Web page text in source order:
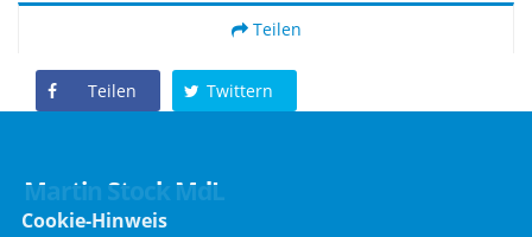
Teilen
Teilen Twittern
Martin Stock MdL
Cookie-Hinweis